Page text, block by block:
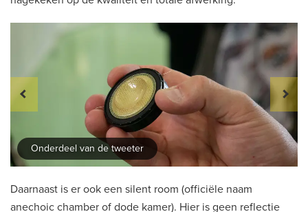
Onderdeel van de tweeter
Daarnaast is er ook een silent room (officiële naam
anechoic chamber of dode kamer). Hier is geen reflectie